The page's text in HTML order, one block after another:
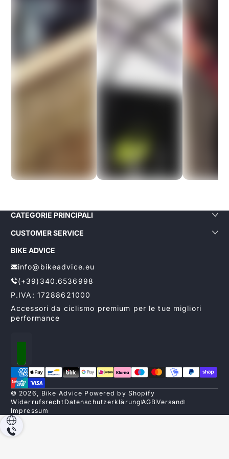
sono di ottima qualità
e la spedizione è
stata veloce. Sono
molto contenta di
aver acquistato da
loro e sicuramente lo
farò di nuovo!
CATEGORIE PRINCIPALI
CUSTOMER SERVICE
BIKE ADVICE
info@bikeadvice.eu
(+39)340.6536998
P.IVA: 17288621000
Accessori da ciclismo premium per le tue migliori
performance
Zahlungsmethoden
© 2026, Bike Advice Powered by Shopify
WiderrufsrechtDatenschutzerklärungAGBVersand
Impressum